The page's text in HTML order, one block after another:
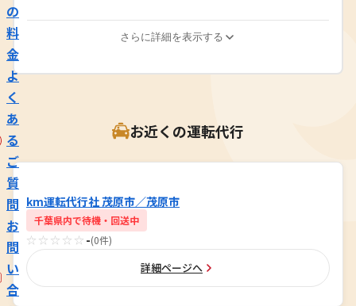
の
料
金
よ
く
あ
る
ご
質
問
お
問
い
合
さらに詳細を表示する
お近くの運転代行
km運転代行社 茂原市／茂原市
千葉県内で待機・回送中
☆☆☆☆☆ -(0件)
詳細ページへ